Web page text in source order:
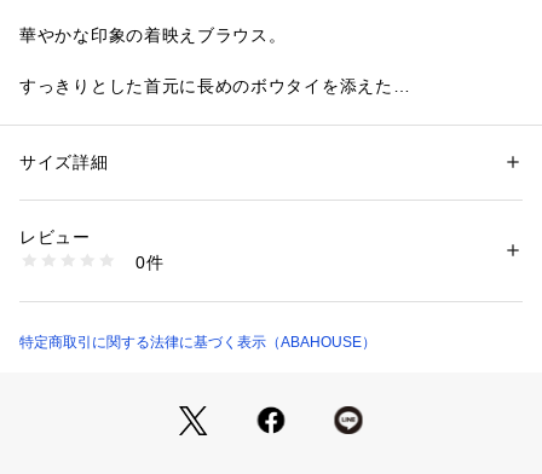
華やかな印象の着映えブラウス。
すっきりとした首元に長めのボウタイを添えた
ギャザーを存分に寄せた緩やかなシルエットで、
そのまま垂らしたりフロントで結んだりと、これ1枚で様々な
表情を楽しめるのも嬉しい。
ちろん、
性別：レディース
素材：再生繊維（セルロース）100%
洗濯：手洗い可
※詳しい洗濯方法については、商品の品質表示タグをご覧ください
31480010010 （ショップ）
サイズ詳細
レビュー
0件
特定商取引に関する法律に基づく表示（ABAHOUSE）